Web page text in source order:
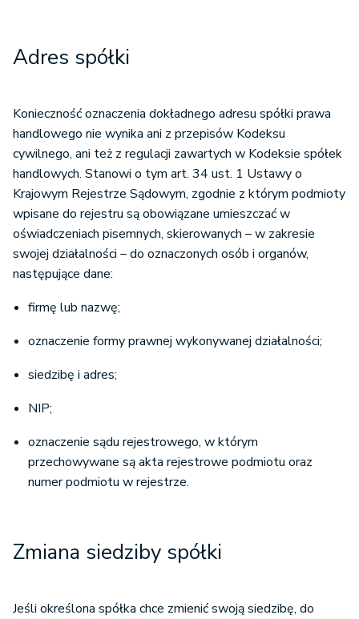
Adres spółki
Konieczność oznaczenia dokładnego adresu spółki prawa
handlowego nie wynika ani z przepisów Kodeksu
cywilnego, ani też z regulacji zawartych w Kodeksie spółek
handlowych. Stanowi o tym art. 34 ust. 1 Ustawy o
Krajowym Rejestrze Sądowym, zgodnie z którym podmioty
wpisane do rejestru są obowiązane umieszczać w
oświadczeniach pisemnych, skierowanych – w zakresie
swojej działalności – do oznaczonych osób i organów,
następujące dane:
firmę lub nazwę;
oznaczenie formy prawnej wykonywanej działalności;
siedzibę i adres;
NIP;
oznaczenie sądu rejestrowego, w którym
przechowywane są akta rejestrowe podmiotu oraz
numer podmiotu w rejestrze.
Zmiana siedziby spółki
Jeśli określona spółka chce zmienić swoją siedzibę, do